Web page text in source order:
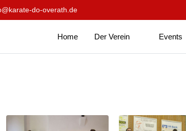
do-overath.de
Home Der Verein Events